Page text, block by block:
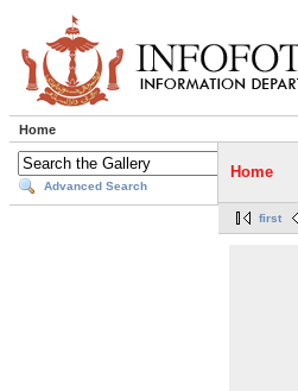
Home
Advanced Search
Home
first